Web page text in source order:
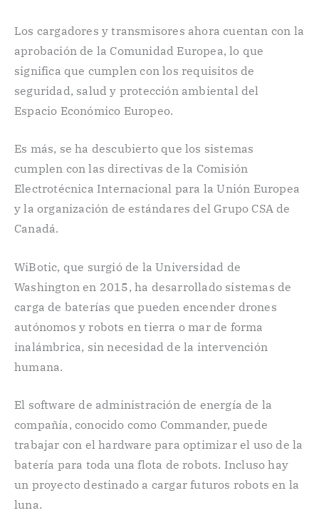
Los cargadores y transmisores ahora cuentan con la
aprobación de la Comunidad Europea, lo que
significa que cumplen con los requisitos de
seguridad, salud y protección ambiental del
Espacio Económico Europeo.
Es más, se ha descubierto que los sistemas
cumplen con las directivas de la Comisión
Electrotécnica Internacional para la Unión Europea
y la organización de estándares del Grupo CSA de
Canadá.
WiBotic, que surgió de la Universidad de
Washington en 2015, ha desarrollado sistemas de
carga de baterías que pueden encender drones
autónomos y robots en tierra o mar de forma
inalámbrica, sin necesidad de la intervención
humana.
El software de administración de energía de la
compañía, conocido como Commander, puede
trabajar con el hardware para optimizar el uso de la
batería para toda una flota de robots. Incluso hay
un proyecto destinado a cargar futuros robots en la
luna.